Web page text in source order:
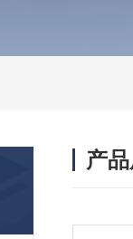
产